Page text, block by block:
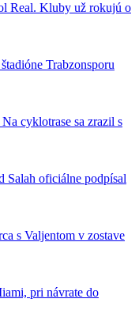
Real. Kluby už rokujú o
Trabzonsporu
cyklotrase sa zrazil s
Salah oficiálne podpísal
s Valjentom v zostave
pri návrate do